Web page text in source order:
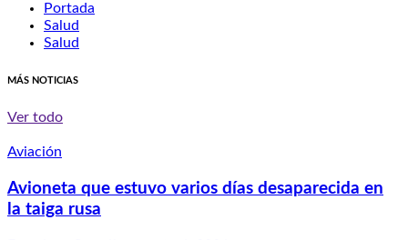
Portada
Salud
Salud
MÁS NOTICIAS
Ver todo
Aviación
Avioneta que estuvo varios días desaparecida en
la taiga rusa